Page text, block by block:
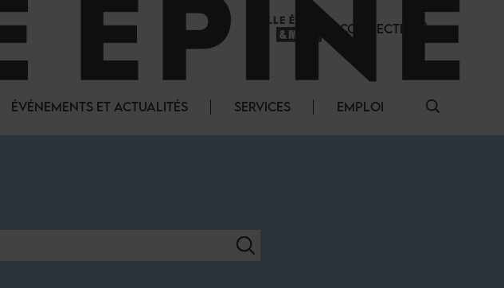
SE CONNECTER
ÉVÉNEMENTS ET ACTUALITÉS SERVICES EMPLOI